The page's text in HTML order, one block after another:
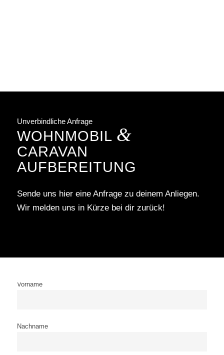
Unverbindliche Anfrage
WOHNMOBIL &
CARAVAN
AUFBEREITUNG
Sende uns hier eine Anfrage zu deinem Anliegen.
Wir melden uns in Kürze bei dir zurück!
Vorname
Nachname